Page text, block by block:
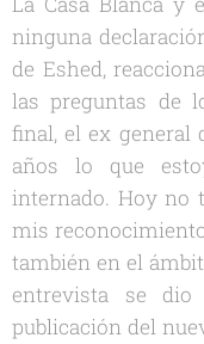
ninguna
de Eshed,
las preguntas de
final, el ex general
años lo que
internado. Hoy no
mis
también en el
entrevista se
publicación del